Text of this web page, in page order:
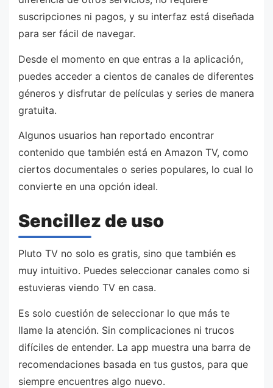
suscripciones ni pagos, y su interfaz está diseñada
para ser fácil de navegar.
Desde el momento en que entras a la aplicación,
puedes acceder a cientos de canales de diferentes
géneros y disfrutar de películas y series de manera
gratuita.
Algunos usuarios han reportado encontrar
contenido que también está en Amazon TV, como
ciertos documentales o series populares, lo cual lo
convierte en una opción ideal.
Sencillez de uso
Pluto TV no solo es gratis, sino que también es
muy intuitivo. Puedes seleccionar canales como si
estuvieras viendo TV en casa.
Es solo cuestión de seleccionar lo que más te
llame la atención. Sin complicaciones ni trucos
difíciles de entender. La app muestra una barra de
recomendaciones basada en tus gustos, para que
siempre encuentres algo nuevo.